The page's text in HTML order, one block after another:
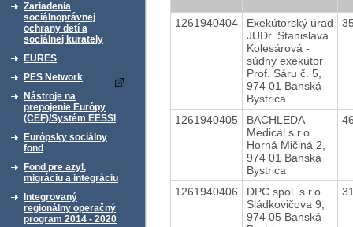
Zariadenia
sociálnoprávnej
ochrany detí a
sociálnej kurately
EURES
PES Network
Nástroje na
prepojenie Európy
(CEF)/Systém EESSI
Európsky sociálny
fond
Fond pre azyl,
migráciu a integráciu
Integrovaný
regionálny operačný
program 2014 - 2020
1261940404
Exekútorský úrad
JUDr. Stanislava
Kolesárová -
súdny exekútor
Prof. Sáru č. 5,
974 01 Banská
Bystrica
1261940405
BACHLEDA
Medical s.r.o.
Horná Mičiná 2,
974 01 Banská
Bystrica
1261940406
DPC spol. s.r.o
Sládkovičova 9,
974 05 Banská